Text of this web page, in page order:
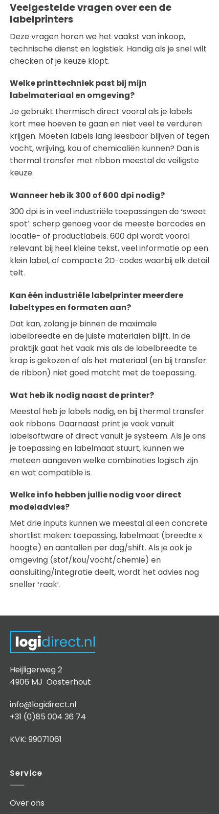
Veelgestelde vragen over een de
labelprinters
Deze vragen horen we het vaakst van inkoop,
technische dienst en logistiek. Handig als je snel wilt
checken of je keuze klopt.
Welke printtechniek past bij mijn
labelmateriaal en omgeving?
Je gebruikt thermisch direct vooral als je labels
kort mee hoeven te gaan en niet veel te verduren
krijgen. Moeten labels lang leesbaar blijven of tegen
vocht, wrijving, kou of chemicaliën kunnen? Dan is
thermal transfer met ribbon meestal de veiligste
keuze.
Wanneer heb ik 300 of 600 dpi nodig?
300 dpi is in veel industriële toepassingen de ‘sweet
spot’: scherp genoeg voor de meeste barcodes en
locatie- of productlabels. 600 dpi wordt vooral
relevant bij heel kleine tekst, veel informatie op een
klein label, of compacte 2D-codes waarbij elk detail
telt.
Kan één industriële labelprinter meerdere
labeltypes en formaten aan?
Dat kan, zolang je binnen de maximale
labelbreedte en de juiste materialen blijft. In de
praktijk gaat het vaak mis als de labelbreedte te
krap is gekozen of als het materiaal (en bij transfer:
de ribbon) niet goed matcht met de toepassing.
Wat heb ik nodig naast de printer?
Meestal heb je labels nodig, en bij thermal transfer
ook ribbons. Daarnaast print je vaak vanuit
labelsoftware of direct vanuit je systeem. Als je ons
je toepassing en labelmaat stuurt, kunnen we
meteen aangeven welke combinaties logisch zijn
en wat compatible is.
Welke info hebben jullie nodig voor direct
modeladvies?
Met drie inputs kunnen we meestal al een concrete
shortlist maken: toepassing, labelmaat (breedte x
hoogte) en aantallen per dag/shift. Als je ook je
omgeving (stof/kou/vocht/chemie) en
aansluiting/integratie deelt, wordt het advies nog
sneller ‘raak’.
Heijligerweg 2
4906 MJ Oosterhout
info@logidirect.nl
+31 (0)85 004 36 74
KVK: 99071061
Service
Over ons